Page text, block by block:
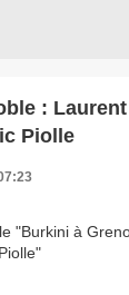
:
Piolle